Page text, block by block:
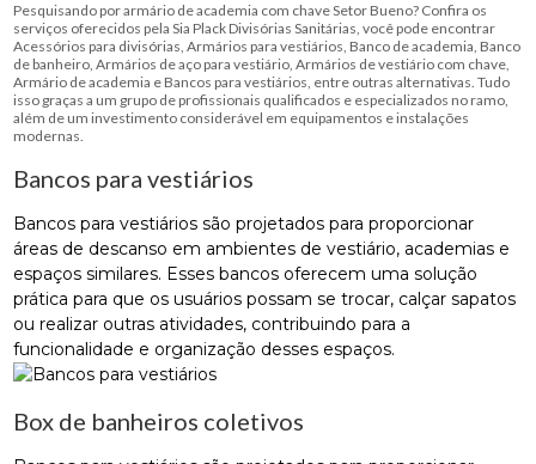
Pesquisando por armário de academia com chave Setor Bueno? Confira os
serviços oferecidos pela Sia Plack Divisórias Sanitárias, você pode encontrar
Acessórios para divisórias, Armários para vestiários, Banco de academia, Banco
de banheiro, Armários de aço para vestiário, Armários de vestiário com chave,
Armário de academia e Bancos para vestiários, entre outras alternativas. Tudo
isso graças a um grupo de profissionais qualificados e especializados no ramo,
além de um investimento considerável em equipamentos e instalações
modernas.
Bancos para vestiários
Bancos para vestiários são projetados para proporcionar
áreas de descanso em ambientes de vestiário, academias e
espaços similares. Esses bancos oferecem uma solução
prática para que os usuários possam se trocar, calçar sapatos
ou realizar outras atividades, contribuindo para a
funcionalidade e organização desses espaços.
Box de banheiros coletivos